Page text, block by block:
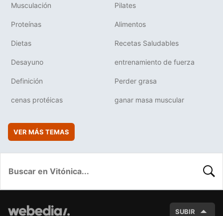
Musculación Pilates
Proteínas Alimentos
Dietas Recetas Saludables
Desayuno entrenamiento de fuerza
Definición Perder grasa
cenas protéicas ganar masa muscular
VER MÁS TEMAS
SUBIR